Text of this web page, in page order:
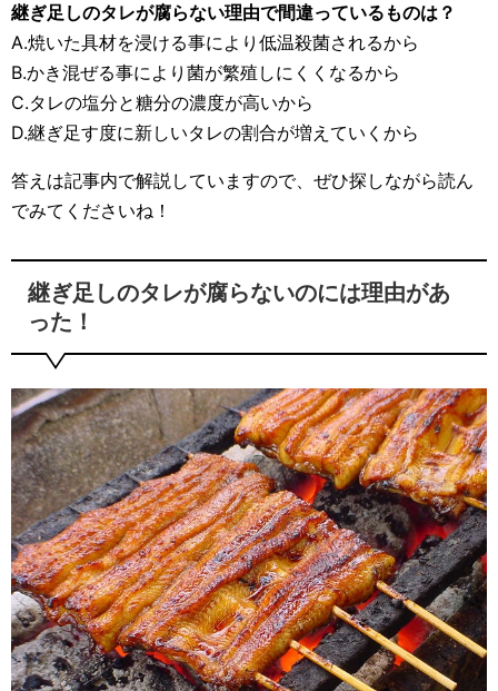
継ぎ足しのタレが腐らない理由で間違っているものは？
A.焼いた具材を浸ける事により低温殺菌されるから
B.かき混ぜる事により菌が繁殖しにくくなるから
C.タレの塩分と糖分の濃度が高いから
D.継ぎ足す度に新しいタレの割合が増えていくから
答えは記事内で解説していますので、ぜひ探しながら読ん
でみてくださいね！
継ぎ足しのタレが腐らないのには理由があ
った！